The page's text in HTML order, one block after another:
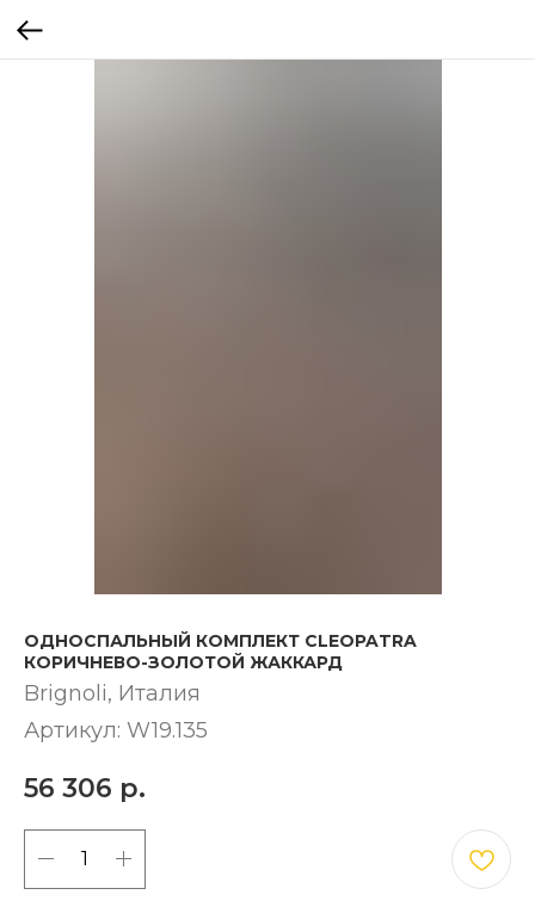
ОДНОСПАЛЬНЫЙ КОМПЛЕКТ CLEOPATRA
КОРИЧНЕВО-ЗОЛОТОЙ ЖАККАРД
Brignoli, Италия
Артикул: W19.135
56 306 р.